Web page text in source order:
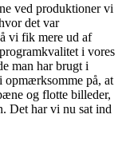
ved produktioner vi
det var
vi fik mere ud af
i vores
man har brugt i
opmærksomme på, at
og flotte billeder,
Det har vi nu sat ind